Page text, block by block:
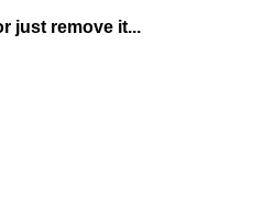
just remove it...